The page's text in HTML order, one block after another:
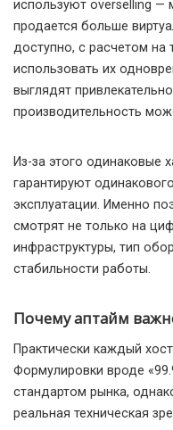
используют overselling —
продается больше
доступно, с расчетом на
использовать их
выглядят
производительность
Из-за этого одинаковые
гарантируют
эксплуатации. Именно
смотрят не только на
инфраструктуры, тип
стабильности работы.
Почему аптайм
Практически каждый
Формулировки вроде
стандартом рынка,
реальная техническая